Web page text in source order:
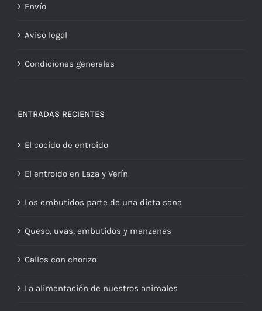
Envío
Aviso legal
Condiciones generales
ENTRADAS RECIENTES
El cocido de entroido
El entroido en Laza y Verín
Los embutidos parte de una dieta sana
Queso, uvas, embutidos y manzanas
Callos con chorizo
La alimentación de nuestros animales